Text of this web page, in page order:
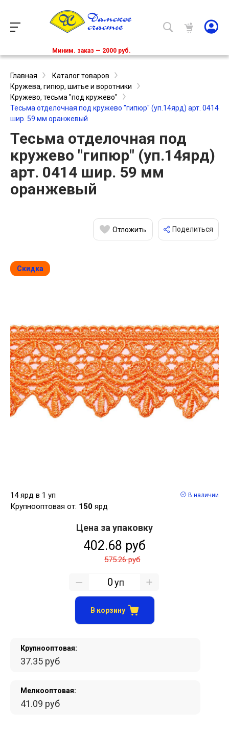
Миним. заказ — 2000 руб.
Главная
Каталог товаров
Кружева, гипюр, шитье и воротники
Кружево, тесьма "под кружево"
Тесьма отделочная под кружево "гипюр" (уп.14ярд) арт. 0414
шир. 59 мм оранжевый
Тесьма отделочная под
кружево "гипюр" (уп.14ярд)
арт. 0414 шир. 59 мм
оранжевый
Отложить Поделиться
Скидка
14 ярд в 1 уп
Крупнооптовая от: 150 ярд
В наличии
Крупнооптовая:
37.35 руб
Мелкооптовая:
41.09 руб
Цена за упаковку
402.68 руб
575.26 руб
уп
В корзину